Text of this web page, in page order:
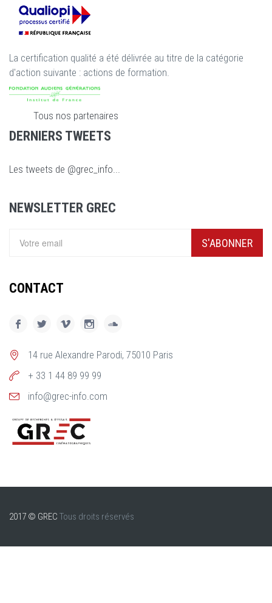
La certification qualité a été délivrée au titre de la catégorie
d'action suivante : actions de formation.
Tous nos partenaires
DERNIERS TWEETS
Les tweets de @grec_info...
NEWSLETTER GREC
S'ABONNER
CONTACT
14 rue Alexandre Parodi, 75010 Paris
+ 33 1 44 89 99 99
info@grec-info.com
2017 © GREC Tous droits réservés